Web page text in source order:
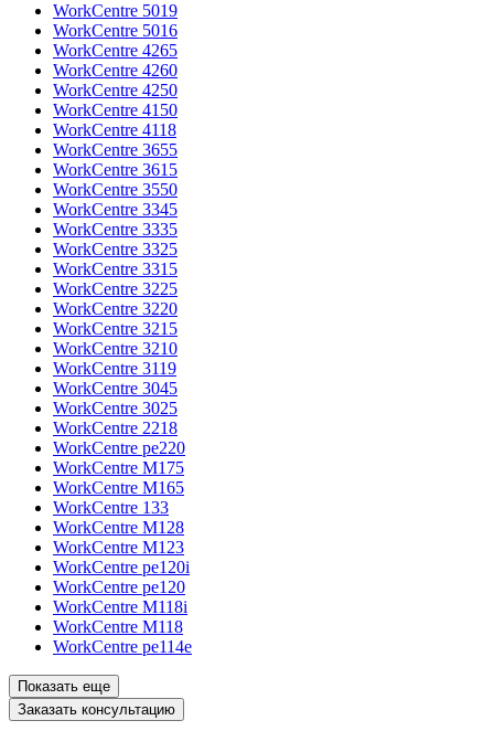
WorkCentre 5019
WorkCentre 5016
WorkCentre 4265
WorkCentre 4260
WorkCentre 4250
WorkCentre 4150
WorkCentre 4118
WorkCentre 3655
WorkCentre 3615
WorkCentre 3550
WorkCentre 3345
WorkCentre 3335
WorkCentre 3325
WorkCentre 3315
WorkCentre 3225
WorkCentre 3220
WorkCentre 3215
WorkCentre 3210
WorkCentre 3119
WorkCentre 3045
WorkCentre 3025
WorkCentre 2218
WorkCentre pe220
WorkCentre M175
WorkCentre M165
WorkCentre 133
WorkCentre M128
WorkCentre M123
WorkCentre pe120i
WorkCentre pe120
WorkCentre M118i
WorkCentre M118
WorkCentre pe114e
Показать еще
Заказать консультацию